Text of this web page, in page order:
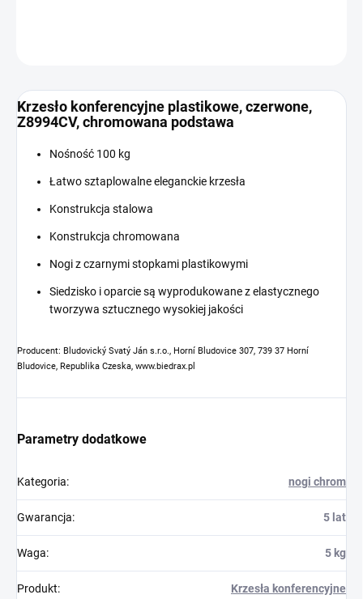
Krzesło konferencyjne plastikowe, czerwone,
Z8994CV, chromowana podstawa
Nośność 100 kg
Łatwo sztaplowalne eleganckie krzesła
Konstrukcja stalowa
Konstrukcja chromowana
Nogi z czarnymi stopkami plastikowymi
Siedzisko i oparcie są wyprodukowane z elastycznego
tworzywa sztucznego wysokiej jakości
Producent: Bludovický Svatý Ján s.r.o., Horní Bludovice 307, 739 37 Horní
Bludovice, Republika Czeska, www.biedrax.pl
Parametry dodatkowe
Kategoria: nogi chrom
Gwarancja: 5 lat
Waga: 5 kg
Produkt: Krzesła konferencyjne